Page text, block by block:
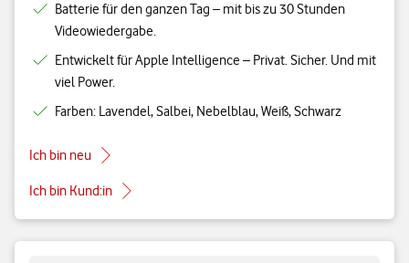
Batterie für den ganzen Tag – mit bis zu 30 Stunden
Videowiedergabe.
Entwickelt für Apple Intelligence – Privat. Sicher. Und mit
viel Power.
Farben: Lavendel, Salbei, Nebelblau, Weiß, Schwarz
Ich bin neu
Ich bin Kund:in